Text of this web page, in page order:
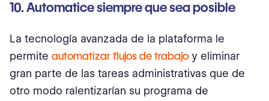
10. Automatice siempre que sea posible
La tecnología avanzada de la plataforma le
permite automatizar flujos de trabajo y eliminar
gran parte de las tareas administrativas que de
otro modo ralentizarían su programa de